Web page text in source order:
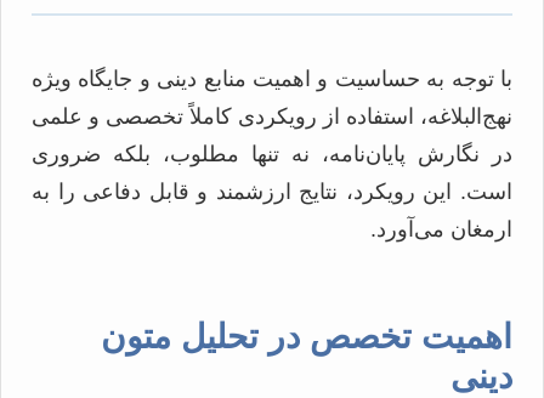
با توجه به حساسیت و اهمیت منابع دینی و جایگاه ویژه
نهج‌البلاغه، استفاده از رویکردی کاملاً تخصصی و علمی
در نگارش پایان‌نامه، نه تنها مطلوب، بلکه ضروری
است. این رویکرد، نتایج ارزشمند و قابل دفاعی را به
ارمغان می‌آورد.
اهمیت تخصص در تحلیل متون
دینی